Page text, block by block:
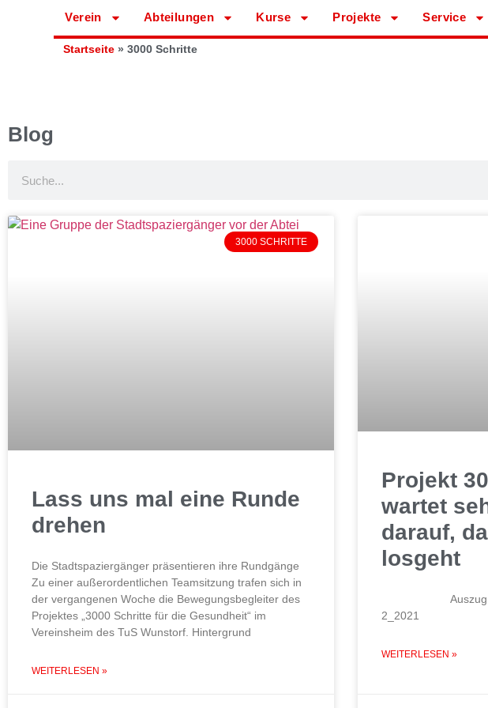
Verein Abteilungen Kurse Projekte Service
Startseite »3000 Schritte
Blog
3000 SCHRITTE
Lass uns mal eine Runde
drehen
Die Stadtspaziergänger präsentieren ihre Rundgänge
Zu einer außerordentlichen Teamsitzung trafen sich in
der vergangenen Woche die Bewegungsbegleiter des
Projektes „3000 Schritte für die Gesundheit“ im
Vereinsheim des TuS Wunstorf. Hintergrund
WEITERLESEN »
Projekt
wartet
darauf,
losgeht
Auszug aus
2_2021
WEITERLESEN »